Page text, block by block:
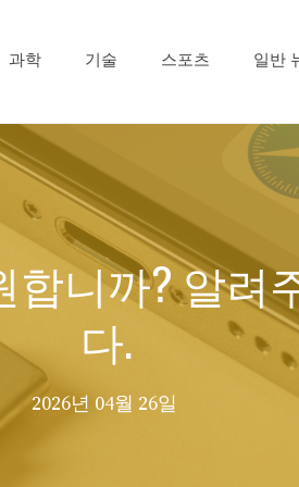
과학 기술 스포츠 일반
합니까? 알
다.
2026년 04월 26일